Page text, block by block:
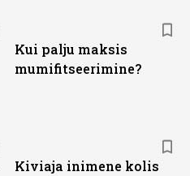
Kui palju maksis
mumifitseerimine?
Kiviaja inimene kolis